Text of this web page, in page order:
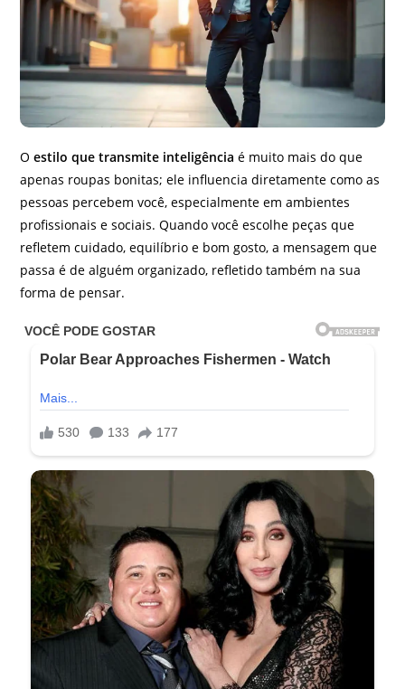
Oestilo que transmite inteligência é muito mais do que
apenas roupas bonitas; ele influencia diretamente como as
pessoas percebem você, especialmente em ambientes
profissionais e sociais. Quando você escolhe peças que
refletem cuidado, equilíbrio e bom gosto, a mensagem que
passa é de alguém organizado, refletido também na sua
forma de pensar.